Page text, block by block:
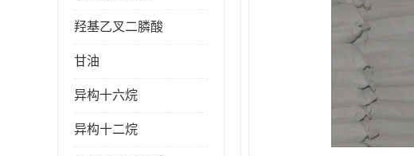
羟基乙叉二膦酸
甘油
异构十六烷
异构十二烷